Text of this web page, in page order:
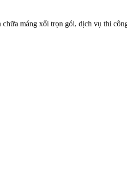
máng xối trọn gói, dịch vụ thi